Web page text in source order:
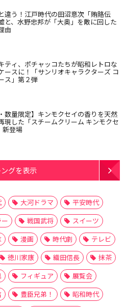
違う！江戸時代の田沼意次「賄賂伝
と、水野忠邦が「大奥」を敵に回した
由
ティ、ポチャッコたちが昭和レトロな
ースに！「サンリオキャラクターズ コ
ス」第２弾
数量限定】キンモクセイの香りを天然
現した「スチームクリーム キンモクセ
新登場
グを表示
大河ドラマ
平安時代
戦国武将
スイーツ
漫画 時代劇
テレビ
徳川家康 織田信長
抹茶
フィギュア
展覧会
豊臣兄弟！
昭和時代